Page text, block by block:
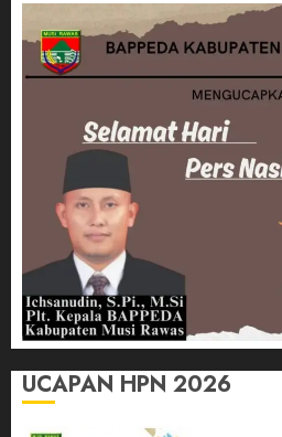
UCAPAN HPN 2026